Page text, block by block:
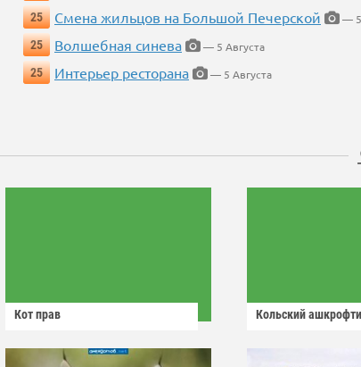
25
Смена жильцов на Большой Печерской
— 5
25
Волшебная синева
— 5 Августа
25
Интерьер ресторана — 5 Августа
Кот прав Кольский